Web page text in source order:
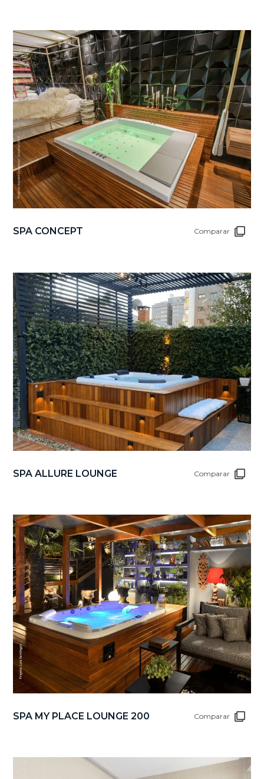
SPA CONCEPT Comparar
SPA ALLURE LOUNGE Comparar
SPA MY PLACE LOUNGE 200 Comparar